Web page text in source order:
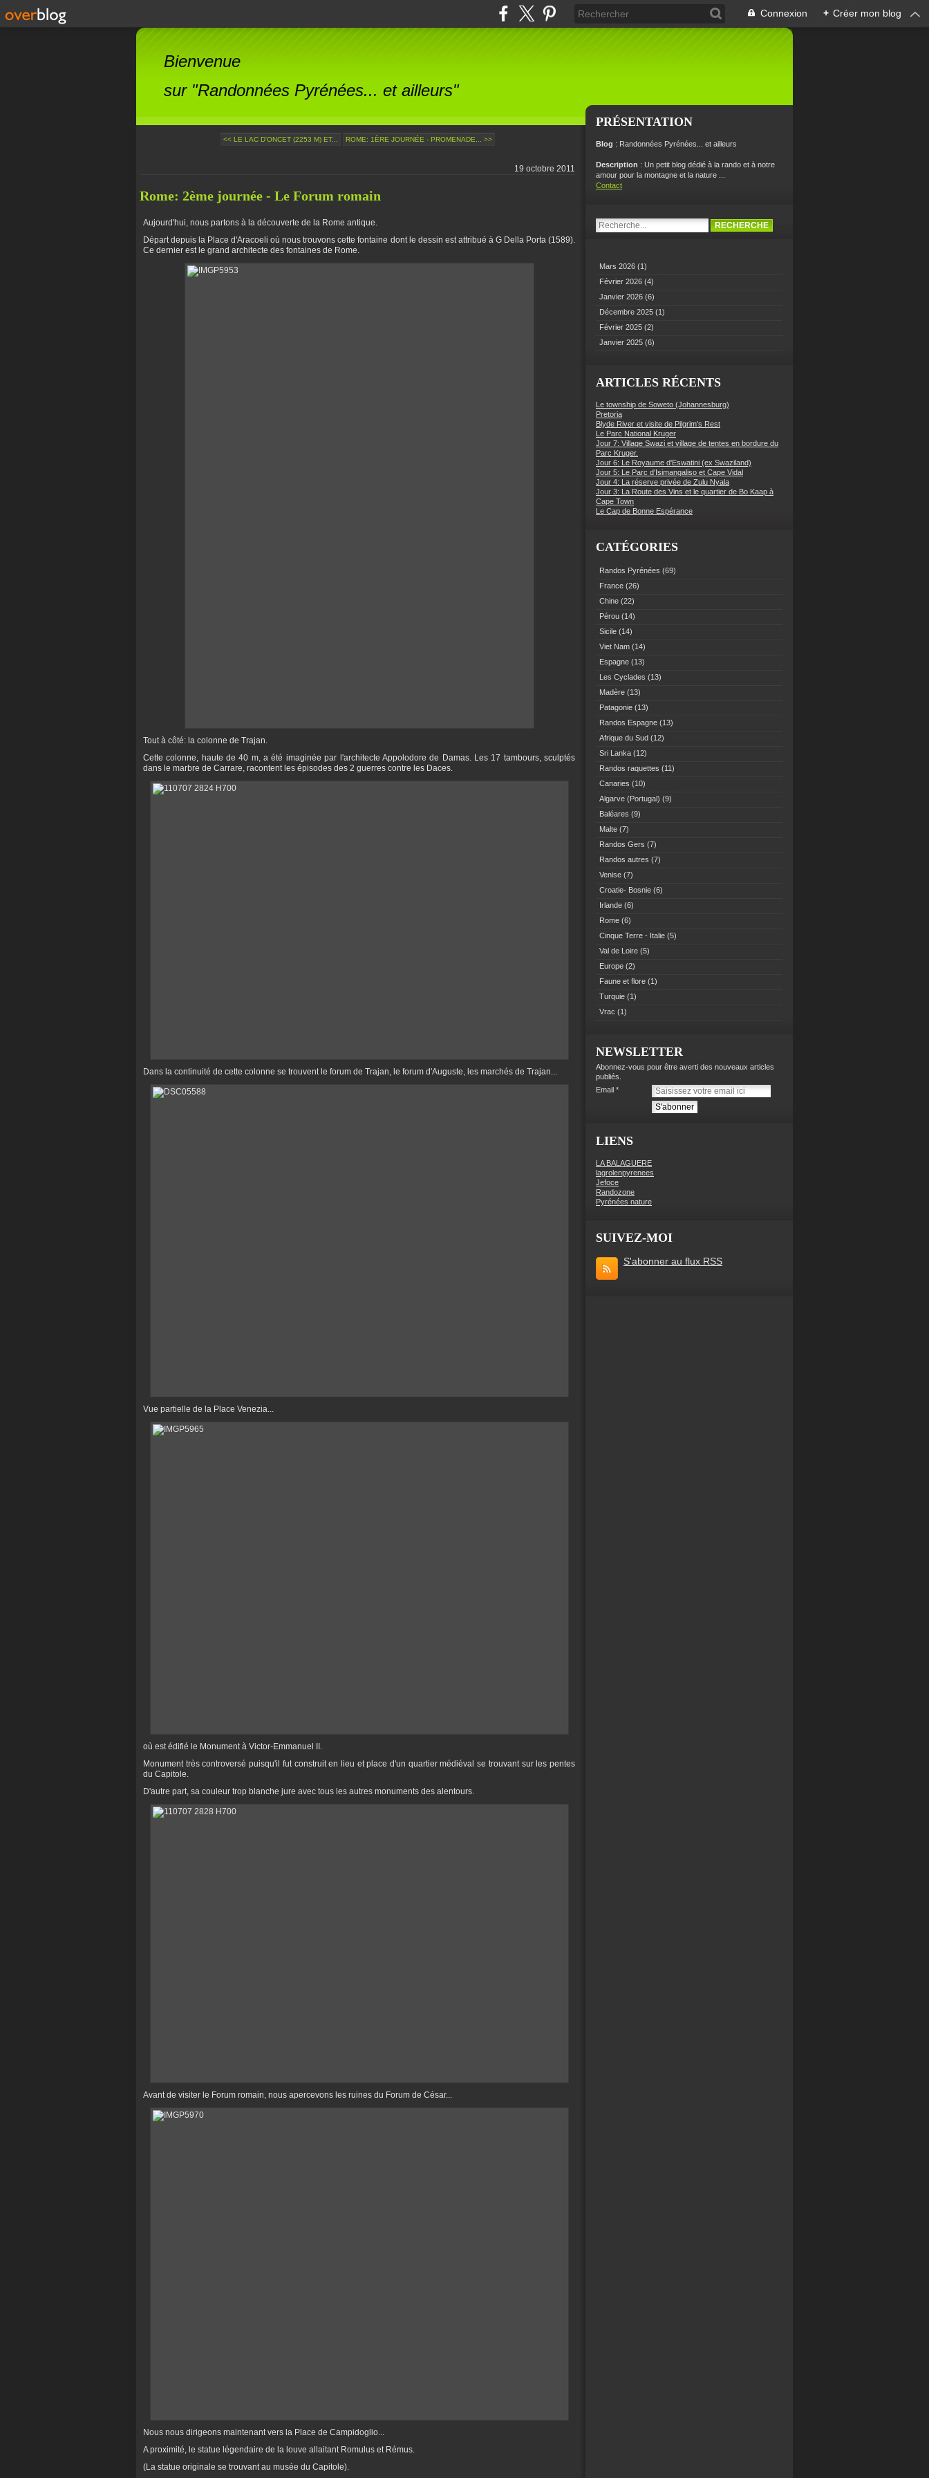
Connexion + Créer mon blog
Bienvenue
sur "Randonnées Pyrénées... et ailleurs"
<< LE LAC D'ONCET (2253 M) ET... ROME: 1ÈRE JOURNÉE - PROMENADE... >>
19 octobre 2011
Rome: 2ème journée - Le Forum romain
Aujourd'hui, nous partons à la découverte de la Rome antique.
Départ depuis la Place d'Aracoeli où nous trouvons cette fontaine dont le dessin est attribué à G Della Porta (1589).
Ce dernier est le grand architecte des fontaines de Rome.
Tout à côté: la colonne de Trajan.
Cette colonne, haute de 40 m, a été imaginée par l'architecte Appolodore de Damas. Les 17 tambours, sculptés
dans le marbre de Carrare, racontent les épisodes des 2 guerres contre les Daces.
Dans la continuité de cette colonne se trouvent le forum de Trajan, le forum d'Auguste, les marchés de Trajan...
Vue partielle de la Place Venezia...
où est édifié le Monument à Victor-Emmanuel II.
Monument très controversé puisqu'il fut construit en lieu et place d'un quartier médiéval se trouvant sur les pentes
du Capitole.
D'autre part, sa couleur trop blanche jure avec tous les autres monuments des alentours.
Avant de visiter le Forum romain, nous apercevons les ruines du Forum de César...
Nous nous dirigeons maintenant vers la Place de Campidoglio...
A proximité, le statue légendaire de la louve allaitant Romulus et Rémus.
(La statue originale se trouvant au musée du Capitole).
PRÉSENTATION
Blog : Randonnées Pyrénées... et ailleurs
Description : Un petit blog dédié à la rando et à notre
amour pour la montagne et la nature ...
Contact
Mars 2026 (1)
Février 2026 (4)
Janvier 2026 (6)
Décembre 2025 (1)
Février 2025 (2)
Janvier 2025 (6)
ARTICLES RÉCENTS
Le township de Soweto (Johannesburg)
Pretoria
Blyde River et visite de Pilgrim's Rest
Le Parc National Kruger
Jour 7: Village Swazi et village de tentes en bordure du
Parc Kruger.
Jour 6: Le Royaume d'Eswatini (ex Swaziland)
Jour 5: Le Parc d'Isimangaliso et Cape Vidal
Jour 4: La réserve privée de Zulu Nyala
Jour 3: La Route des Vins et le quartier de Bo Kaap à
Cape Town
Le Cap de Bonne Espérance
CATÉGORIES
Randos Pyrénées (69)
France (26)
Chine (22)
Pérou (14)
Sicile (14)
Viet Nam (14)
Espagne (13)
Les Cyclades (13)
Madère (13)
Patagonie (13)
Randos Espagne (13)
Afrique du Sud (12)
Sri Lanka (12)
Randos raquettes (11)
Canaries (10)
Algarve (Portugal) (9)
Baléares (9)
Malte (7)
Randos Gers (7)
Randos autres (7)
Venise (7)
Croatie- Bosnie (6)
Irlande (6)
Rome (6)
Cinque Terre - Italie (5)
Val de Loire (5)
Europe (2)
Faune et flore (1)
Turquie (1)
Vrac (1)
NEWSLETTER
Abonnez-vous pour être averti des nouveaux articles
publiés.
Email
LIENS
LA BALAGUERE
lagrolenpyrenees
Jefoce
Randozone
Pyrénées nature
SUIVEZ-MOI
S'abonner au flux RSS